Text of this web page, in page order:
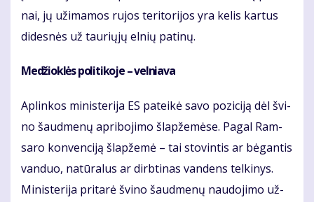
nai, jų už­ima­mos ru­jos te­ri­to­ri­jos yra ke­lis kar­tus
di­des­nės už tau­rių­jų el­nių pa­ti­nų.
Me­džiok­lės po­li­ti­ko­je – vel­nia­va
Ap­lin­kos mi­nis­te­ri­ja ES pa­tei­kė sa­vo po­zi­ci­ją dėl švi­
no šaud­me­nų ap­ri­bo­ji­mo šlap­že­mė­se. Pa­gal Ram­
sa­ro kon­ven­ci­ją šlap­že­mė – tai sto­vin­tis ar bė­gan­tis
van­duo, na­tū­ra­lus ar dirb­ti­nas van­dens tel­ki­nys.
Mi­nis­te­ri­ja pri­ta­rė švi­no šaud­me­nų nau­do­ji­mo už­